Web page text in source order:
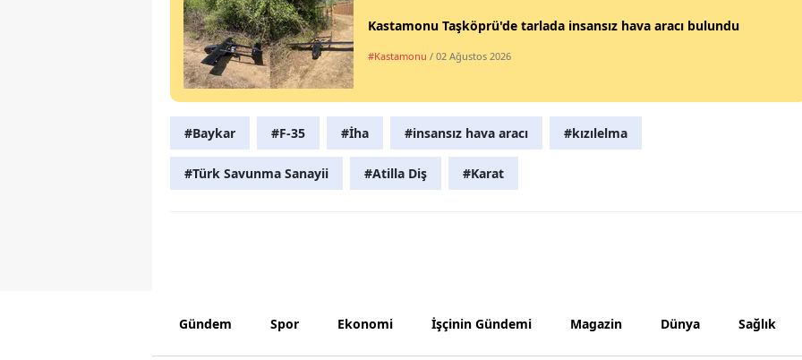
Karabük
Osmaniye
Düzce
Kastamonu Taşköprü'de tarlada insansız hava aracı bulundu
#Kastamonu / 02 Ağustos 2026
#Baykar #F-35 #İha #insansız hava aracı #kızılelma
#Türk Savunma Sanayii #Atilla Diş #Karat
Gündem Spor Ekonomi İşçinin Gündemi Magazin Dünya Sağlık